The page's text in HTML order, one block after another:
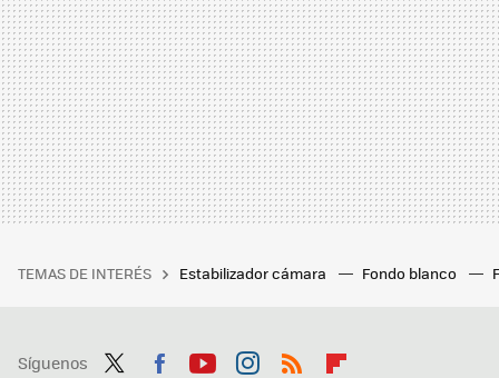
TEMAS DE INTERÉS Estabilizador cámara Fondo blanco
Síguenos